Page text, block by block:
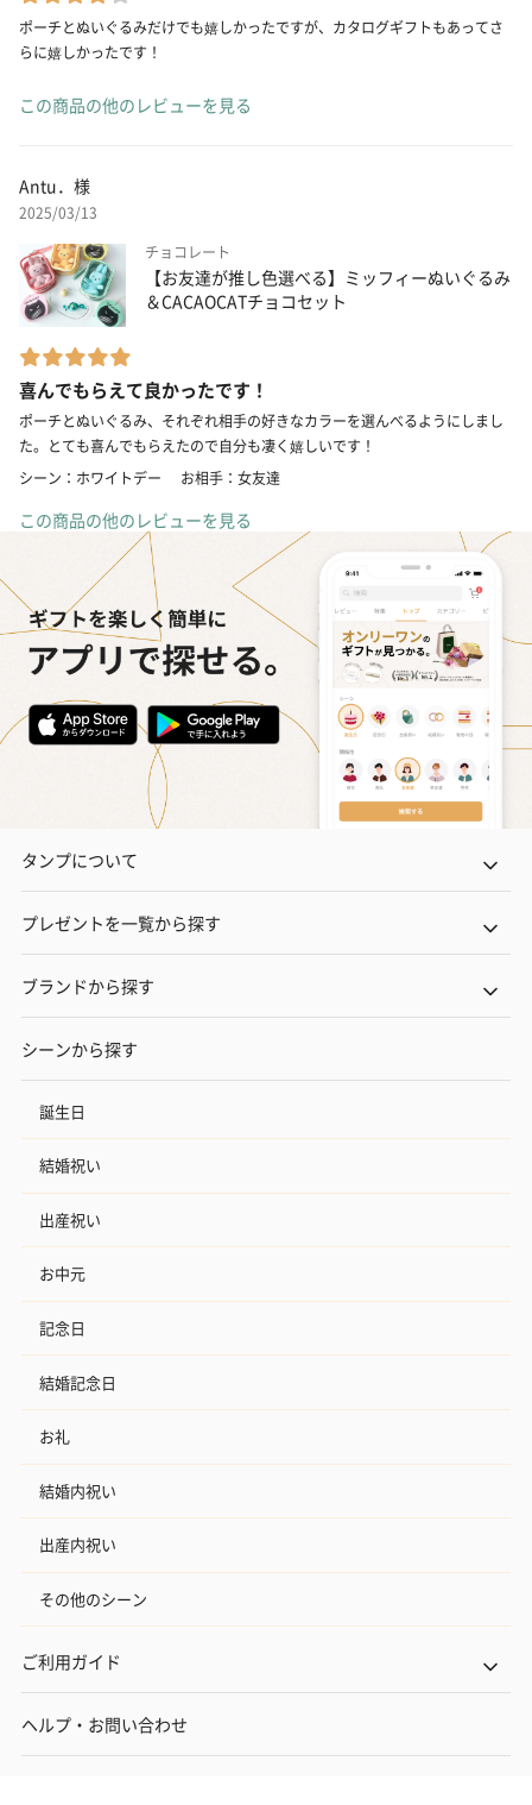
ポーチとぬいぐるみだけでも嬉しかったですが、カタログギフトもあってさ
らに嬉しかったです！
この商品の他のレビューを見る
Antu．様
2025/03/13
チョコレート
【お友達が推し色選べる】ミッフィーぬいぐるみ
＆CACAOCATチョコセット
喜んでもらえて良かったです！
ポーチとぬいぐるみ、それぞれ相手の好きなカラーを選んべるようにしまし
た。とても喜んでもらえたので自分も凄く嬉しいです！
シーン：ホワイトデー
お相手：女友達
この商品の他のレビューを見る
タンプについて
プレゼントを一覧から探す
ブランドから探す
シーンから探す
誕生日
結婚祝い
出産祝い
お中元
記念日
結婚記念日
お礼
結婚内祝い
出産内祝い
その他のシーン
ご利用ガイド
ヘルプ・お問い合わせ